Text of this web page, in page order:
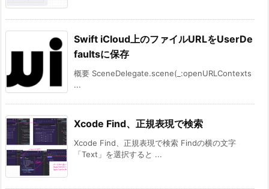
Swift iCloud上のファイルURLをUserDe
faultsに保存
概要 SceneDelegate.scene(_:openURLContexts
...
Xcode Find、正規表現で検索
Xcode Find、正規表現で検索 Findの横の文字
「Text」を選択すると ...